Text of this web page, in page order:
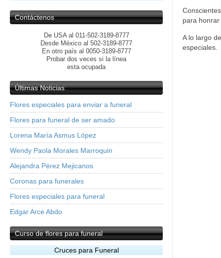
para
A lo largo
especiales.
Contáctenos
De USA al 011-502-3189-8777
Desde México al 502-3189-8777
En otro país al 0050-3189-8777
Probar dos veces si la línea
esta ocupada
ÚltimasNoticias
Flores especiales para enviar a funeral
Flores para funeral de ser amado
Lorena María Asmus López
Wendy Paola Morales Marroquin
Alejandra Pérez Mejicanos
Coronas para funerales
Flores especiales para funeral
Edgar Arce Abdo
Cursode flores para funeral
Cruces para Funeral